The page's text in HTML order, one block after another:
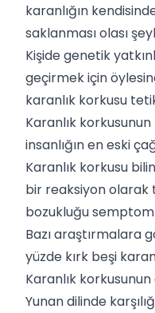
karanlığın
saklanması olası
Kişide genetik
geçirmek için
karanlık korkusu
Karanlık
insanlığın en eski
Karanlık korkusu
bir reaksiyon olarak
bozukluğu
Bazı araştırmalara
yüzde kırk beşi
Karanlık
Yunan dilinde